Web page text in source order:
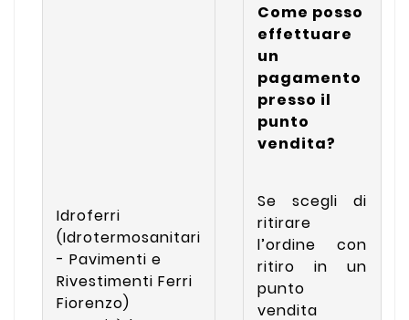
Idroferri
(Idrotermosanitari
- Pavimenti e
Rivestimenti Ferri
Fiorenzo)
Come posso
effettuare
un
pagamento
presso il
punto
vendita?
Se scegli di
ritirare
l’ordine con
ritiro in un
punto
vendita